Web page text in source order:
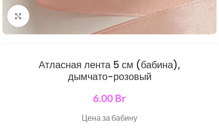
Нажмите, чтобы увеличить
Атласная лента 5 см (бабина),
дымчато-розовый
6.00 Br
Цена за бабину